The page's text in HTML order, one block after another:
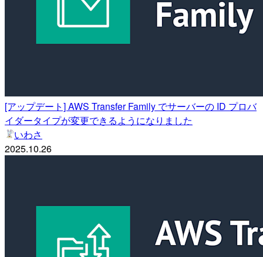
[アップデート] AWS Transfer Family でサーバーの ID プロバ
イダータイプが変更できるようになりました
いわさ
2025.10.26